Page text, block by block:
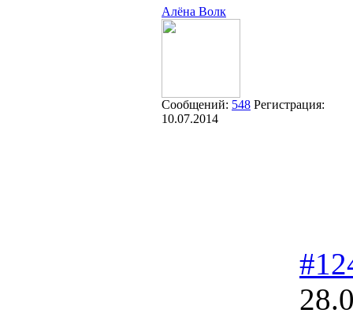
Алёна Волк
Сообщений: 548 Регистрация:
10.07.2014